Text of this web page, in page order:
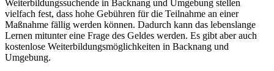
Weiterbildungssuchende in Backnang und Umgebung stellen
vielfach fest, dass hohe Gebühren für die Teilnahme an einer
Maßnahme fällig werden können. Dadurch kann das lebenslange
Lernen mitunter eine Frage des Geldes werden. Es gibt aber auch
kostenlose Weiterbildungsmöglichkeiten in Backnang und
Umgebung.